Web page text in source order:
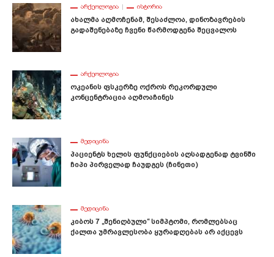
ᲐᲠᲥᲔᲝᲚᲝᲒᲘᲐ ᲘᲡᲢᲝᲠᲘᲐ
Ახალმა Აღმოჩენამ, Შესაძლოა, Დინოზავრების
Გადაშენებაზე Ჩვენი Წარმოდგენა Შეცვალოს
ᲐᲠᲥᲔᲝᲚᲝᲒᲘᲐ
Ოკეანის Ფსკერზე Ოქროს Რეკორდული
Კონცენტრაცია Აღმოაჩინეს
ᲛᲔᲓᲘᲪᲘᲜᲐ
Პაციენტს Ხელის Ფუნქციების Აღსადგენად Ტვინში
Ჩიპი Პირველად Ჩაუდგეს (ჩინეთი)
ᲛᲔᲓᲘᲪᲘᲜᲐ
Კიბოს 7 „შენიღბული“ Სიმპტომი, Რომლებსაც
Ქალთა Უმრავლესობა Ყურადღებას Არ Აქცევს